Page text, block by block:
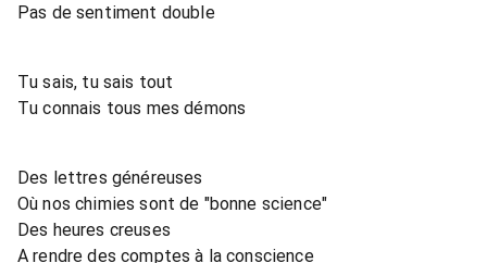
Pas de sentiment double
Tu sais, tu sais tout
Tu connais tous mes démons
Des lettres généreuses
Où nos chimies sont de "bonne science"
Des heures creuses
A rendre des comptes à la conscience